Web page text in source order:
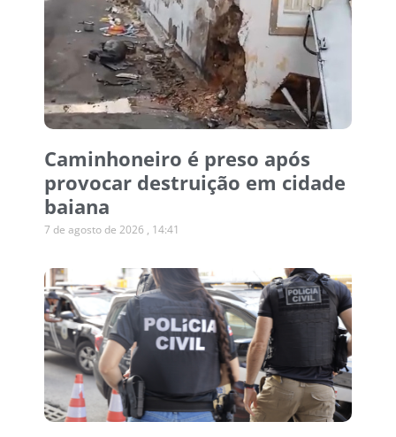
Caminhoneiro é preso após
provocar destruição em cidade
baiana
7 de agosto de 2026 14:41